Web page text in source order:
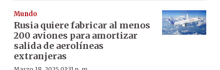
Mundo
Rusia quiere fabricar al menos
200 aviones para amortizar
salida de aerolíneas
extranjeras